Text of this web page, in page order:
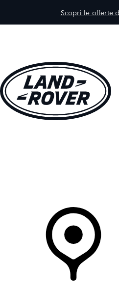
Scopri le offerte